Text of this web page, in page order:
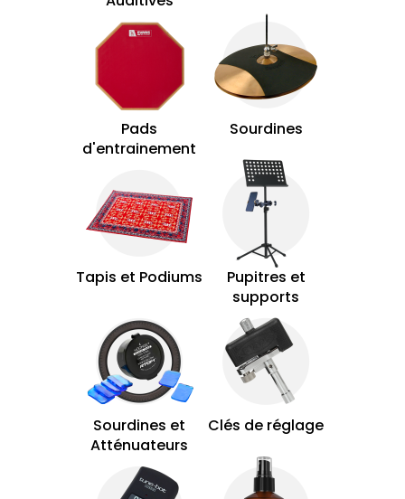
Pads
d'entrainement
Sourdines
Tapis et Podiums
Pupitres et
supports
Sourdines et
Atténuateurs
Clés de réglage